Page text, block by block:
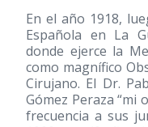
En el año 1918,
Española en La
donde ejerce la
como magnífico
Cirujano. El Dr.
Gómez Peraza “mi
frecuencia a sus